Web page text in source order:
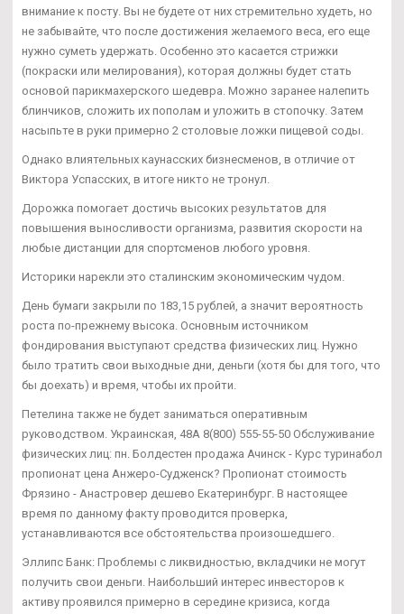
внимание к посту. Вы не будете от них стремительно худеть, но
не забывайте, что после достижения желаемого веса, его еще
нужно суметь удержать. Особенно это касается стрижки
(покраски или мелирования), которая должны будет стать
основой парикмахерского шедевра. Можно заранее налепить
блинчиков, сложить их пополам и уложить в стопочку. Затем
насыпьте в руки примерно 2 столовые ложки пищевой соды.
Однако влиятельных каунасских бизнесменов, в отличие от
Виктора Успасских, в итоге никто не тронул.
Дорожка помогает достичь высоких результатов для
повышения выносливости организма, развития скорости на
любые дистанции для спортсменов любого уровня.
Историки нарекли это сталинским экономическим чудом.
День бумаги закрыли по 183,15 рублей, а значит вероятность
роста по-прежнему высока. Основным источником
фондирования выступают средства физических лиц. Нужно
было тратить свои выходные дни, деньги (хотя бы для того, что
бы доехать) и время, чтобы их пройти.
Петелина также не будет заниматься оперативным
руководством. Украинская, 48А 8(800) 555-55-50 Обслуживание
физических лиц: пн. Болдестен продажа Ачинск - Курс туринабол
пропионат цена Анжеро-Судженск? Пропионат стоимость
Фрязино - Анастровер дешево Екатеринбург. В настоящее
время по данному факту проводится проверка,
устанавливаются все обстоятельства произошедшего.
Эллипс Банк: Проблемы с ликвидностью, вкладчики не могут
получить свои деньги. Наибольший интерес инвесторов к
активу проявился примерно в середине кризиса, когда